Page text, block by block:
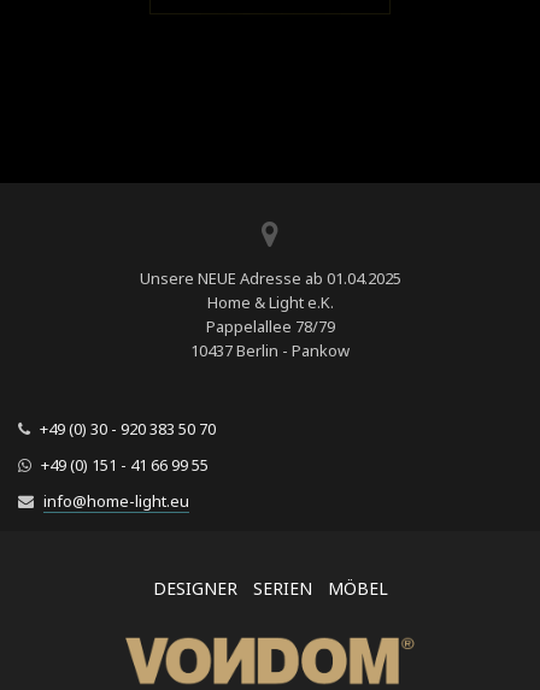
Unsere NEUE Adresse ab 01.04.2025
Home & Light e.K.
Pappelallee 78/79
10437 Berlin - Pankow
+49 (0) 30 - 920 383 50 70
+49 (0) 151 - 41 66 99 55
info@home-light.eu
DESIGNER SERIEN MÖBEL